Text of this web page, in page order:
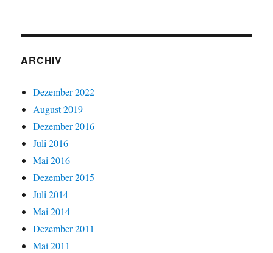
ARCHIV
Dezember 2022
August 2019
Dezember 2016
Juli 2016
Mai 2016
Dezember 2015
Juli 2014
Mai 2014
Dezember 2011
Mai 2011